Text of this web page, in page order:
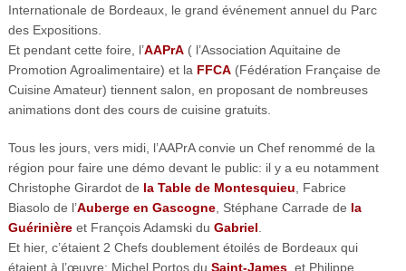
Internationale de Bordeaux, le grand événement annuel du Parc
des Expositions.
Et pendant cette foire, l’AAPrA( l’Association Aquitaine de
Promotion Agroalimentaire) et la FFCA(Fédération Française de
Cuisine Amateur) tiennent salon, en proposant de nombreuses
animations dont des cours de cuisine gratuits.
Tous les jours, vers midi, l’AAPrA convie un Chef renommé de la
région pour faire une démo devant le public: il y a eu notamment
Christophe Girardot de la Table de Montesquieu , Fabrice
Biasolo de l’Auberge en Gascogne, Stéphane Carrade de la
Guérinièreet François Adamski du Gabriel
Et hier, c’étaient 2 Chefs doublement étoilés de Bordeaux qui
étaient à l’œuvre: Michel Portos du Saint-James, et Philippe